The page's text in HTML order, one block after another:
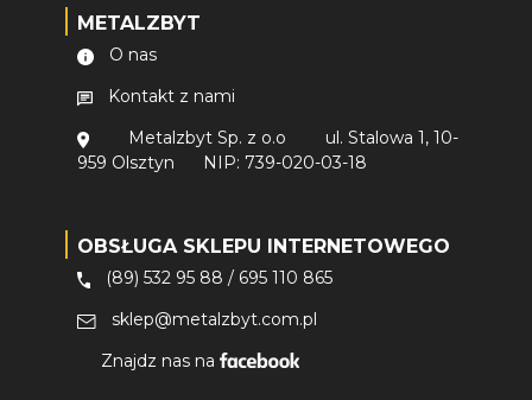
METALZBYT
O nas
Kontakt z nami
Metalzbyt Sp. z o.o
ul. Stalowa 1, 10-
959 Olsztyn
NIP: 739-020-03-18
OBSŁUGA SKLEPU INTERNETOWEGO
(89) 532 95 88 / 695 110 865
sklep@metalzbyt.com.pl
Znajdz nas na